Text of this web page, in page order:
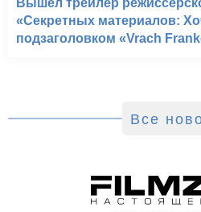
Вышел трейлер
«Секретных материалов:
подзаголовком «Vrach
Все